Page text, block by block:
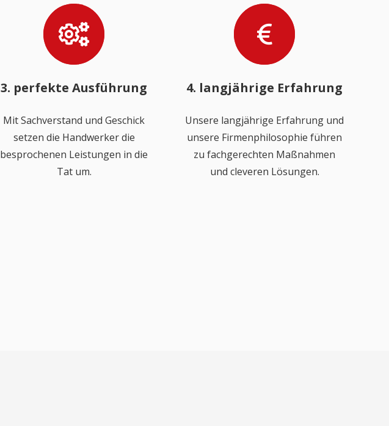
3. perfekte Ausführung
Mit Sachverstand und Geschick
setzen die Handwerker die
besprochenen Leistungen in die
Tat um.
4. langjährige Erfahrung
Unsere langjährige Erfahrung und
unsere Firmenphilosophie führen
zu fachgerechten Maßnahmen
und cleveren Lösungen.